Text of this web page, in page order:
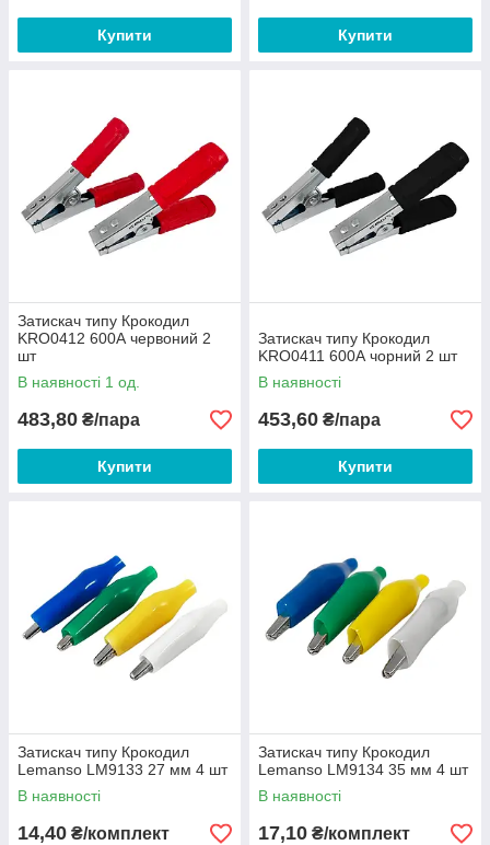
Купити Купити
Затискач типу Крокодил
KRO0412 600А червоний 2
шт
В наявності 1 од.
483,80 ₴/пара
Купити
Затискач типу Крокодил
KRO0411 600А чорний 2 шт
В наявності
453,60 ₴/пара
Купити
Затискач типу Крокодил
Lemanso LM9133 27 мм 4 шт
В наявності
14,40 ₴/комплект
Затискач типу Крокодил
Lemanso LM9134 35 мм 4 шт
В наявності
17,10 ₴/комплект